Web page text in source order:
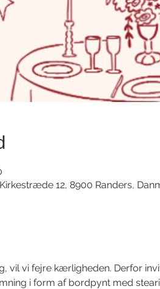
12, 8900 Randers,
vil vi fejre kærligheden. Derfor
i form af bordpynt med